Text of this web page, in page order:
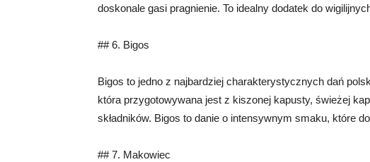
doskonale gasi pragnienie. To idealny dodatek do
## 6. Bigos
Bigos to jedno z najbardziej charakterystycznych dań
która przygotowywana jest z kiszonej kapusty, świeżej
składników. Bigos to danie o intensywnym smaku, które
## 7. Makowiec